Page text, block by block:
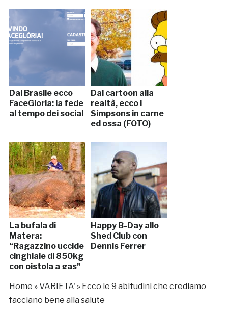
Dal Brasile ecco
FaceGloria: la fede
al tempo dei social
Dal cartoon alla
realtà, ecco i
Simpsons in carne
ed ossa (FOTO)
La bufala di
Matera:
“Ragazzino uccide
cinghiale di 850kg
con pistola a gas”
Happy B-Day allo
Shed Club con
Dennis Ferrer
Home »VARIETA' » Ecco le 9 abitudini che crediamo
facciano bene alla salute